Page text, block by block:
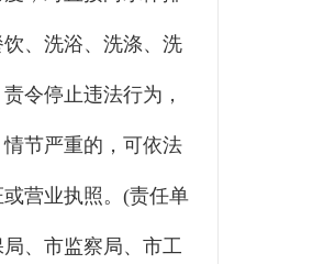
、洗浴、洗涤、洗
令停止违法行为，
情节严重的，可依法
或营业执照。(责任单
、市监察局、市工